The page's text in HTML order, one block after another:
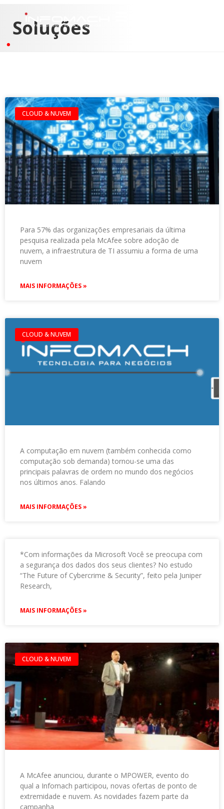
Soluções
CLOUD & NUVEM
Para 57% das organizações empresariais da última
pesquisa realizada pela McAfee sobre adoção de
nuvem, a infraestrutura de TI assumiu a forma de uma
nuvem
MAIS INFORMAÇÕES »
CLOUD & NUVEM
A computação em nuvem (também conhecida como
computação sob demanda) tornou-se uma das
principais palavras de ordem no mundo dos negócios
nos últimos anos. Falando
MAIS INFORMAÇÕES »
*Com informações da Microsoft Você se preocupa com
a segurança dos dados dos seus clientes? No estudo
“The Future of Cybercrime & Security”, feito pela Juniper
Research,
MAIS INFORMAÇÕES »
CLOUD & NUVEM
A McAfee anunciou, durante o MPOWER, evento do
qual a Infomach participou, novas ofertas de ponto de
extremidade e nuvem. As novidades fazem parte da
campanha